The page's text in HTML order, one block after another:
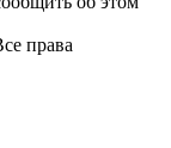
права